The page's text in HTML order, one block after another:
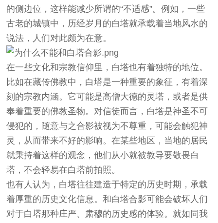
的侧边位，这样能减少所谓的“不适感”。例如，一些
古老的城镇中，历经岁月的白塔就承载着当地风水的
说法，人们对此颇为在意。
在一些文化和宗教信仰里，白塔也有着独特的地位。
比如在藏传佛教中，白塔是一种重要的象征，有着深
刻的宗教内涵。它可能是高僧大德的灵塔，或者是供
奉着重要的佛教圣物。对信徒而言，白塔是神圣不可
侵犯的，随意与之合影被视为不尊重，可能会触犯神
灵，从而带来不好的影响。在某些地区，当地的居民
就秉持着这样的观念，他们从小就被教导要敬畏白
塔，不会轻易在白塔前拍照。
也有人认为，白塔往往建造于特定的历史时期，承载
着厚重的历史文化信息。和白塔合影可能会破坏人们
对于白塔那种庄严、肃穆的历史感的体验。就如同我